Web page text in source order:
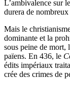
L’ambivalence sur
durera de nombreux
Mais le
dominante et la
sous peine de mort,
païens. En 436, le
édits impériaux
crée des crimes de